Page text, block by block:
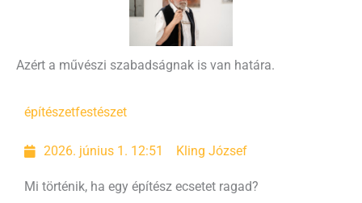
Azért a művészi szabadságnak is van határa.
építészetfestészet
2026. június 1. 12:51 Kling József
Mi történik, ha egy építész ecsetet ragad?